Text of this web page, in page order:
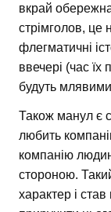
вкрай
стрімголов, це
флегматичні
ввечері (час
будуть
Також манул є
любить
компанію
стороною.
характер і